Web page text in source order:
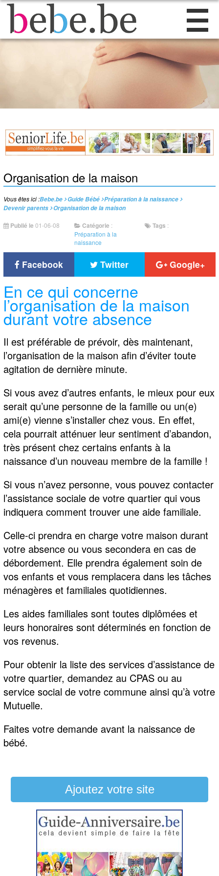
Organisation de la maison
Vous êtes ici :Bebe.be Guide Bébé Préparation à la naissance
Devenir parents Organisation de la maison
Publié le 01-06-08 Catégorie :
Préparation à la
naissance
Tags :
Facebook Twitter Google+
En ce qui concerne
l’organisation de la maison
durant votre absence
Il est préférable de prévoir, dès maintenant,
l’organisation de la maison afin d’éviter toute
agitation de dernière minute.
Si vous avez d’autres enfants, le mieux pour eux
serait qu’une personne de la famille ou un(e)
ami(e) vienne s’installer chez vous. En effet,
cela pourrait atténuer leur sentiment d’abandon,
très présent chez certains enfants à la
naissance d’un nouveau membre de la famille !
Si vous n’avez personne, vous pouvez contacter
l’assistance sociale de votre quartier qui vous
indiquera comment trouver une aide familiale.
Celle-ci prendra en charge votre maison durant
votre absence ou vous secondera en cas de
débordement. Elle prendra également soin de
vos enfants et vous remplacera dans les tâches
ménagères et familiales quotidiennes.
Les aides familiales sont toutes diplômées et
leurs honoraires sont déterminés en fonction de
vos revenus.
Pour obtenir la liste des services d’assistance de
votre quartier, demandez au CPAS ou au
service social de votre commune ainsi qu’à votre
Mutuelle.
Faites votre demande avant la naissance de
bébé.
Ajoutez votre site